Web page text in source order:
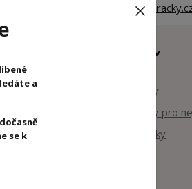
Zboží zařazeno v
Dřevěné hračky
Dřevěné hračky pro
Motorické hračky
a
se k